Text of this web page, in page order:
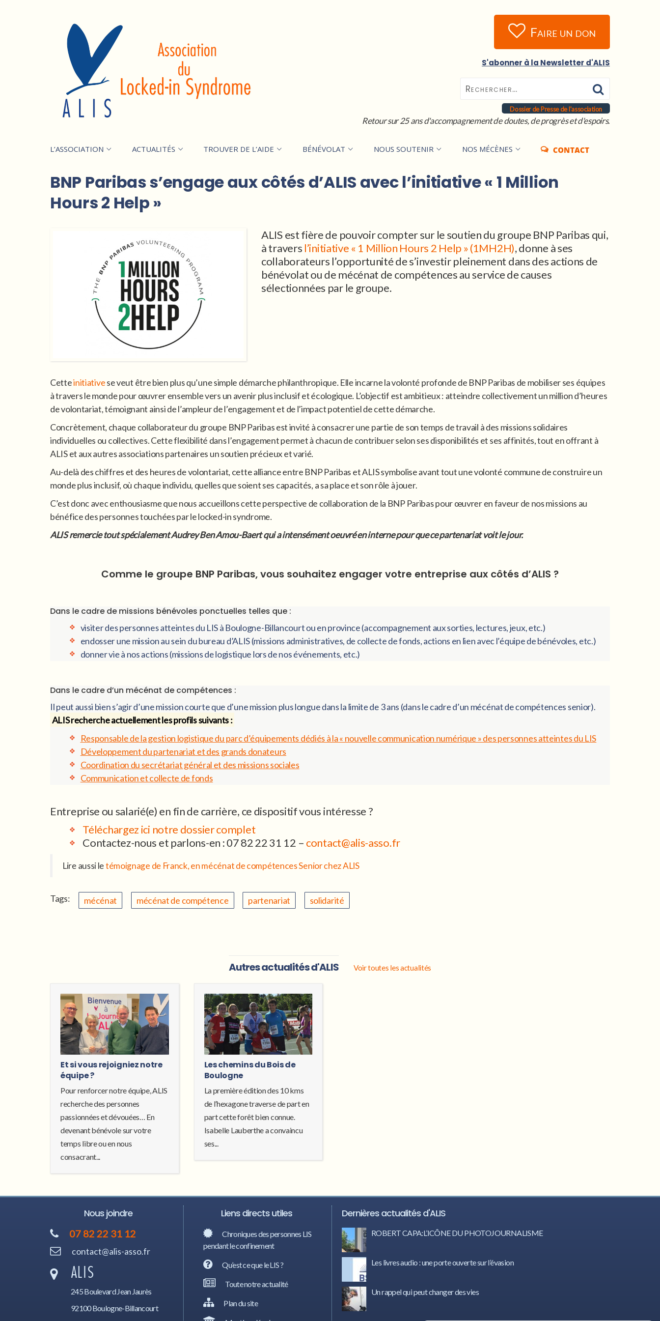
Faire un don
S'abonner à la Newsletter d'ALIS
Dossier de Presse de l'association
Retour sur 25 ans d'accompagnement de doutes, de progrès et d'espoirs.
L’ASSOCIATION ACTUALITÉS TROUVER DE L’AIDE BÉNÉVOLAT NOUS SOUTENIR NOS MÉCÈNES CONTACT
BNP Paribas s’engage aux côtés d’ALIS avec l’initiative « 1 Million
Hours 2 Help »
ALIS est fière de pouvoir compter sur le soutien du groupe BNP Paribas qui,
à travers l’initiative « 1 Million Hours 2 Help » (1MH2H), donne à ses
collaborateurs l’opportunité de s’investir pleinement dans des actions de
bénévolat ou de mécénat de compétences au service de causes
sélectionnées par le groupe.
Cetteinitiativese veut être bien plus qu’une simple démarche philanthropique. Elle incarne la volonté profonde de BNP Paribas de mobiliser ses équipes
à travers le monde pour œuvrer ensemble vers un avenir plus inclusif et écologique. L’objectif est ambitieux : atteindre collectivement un million d’heures
de volontariat, témoignant ainsi de l’ampleur de l’engagement et de l’impact potentiel de cette démarche.
Concrètement, chaque collaborateur du groupe BNP Paribas est invité à consacrer une partie de son temps de travail à des missions solidaires
individuelles ou collectives. Cette flexibilité dans l’engagement permet à chacun de contribuer selon ses disponibilités et ses affinités, tout en offrant à
ALIS et aux autres associations partenaires un soutien précieux et varié.
Au-delà des chiffres et des heures de volontariat, cette alliance entre BNP Paribas et ALIS symbolise avant tout une volonté commune de construire un
monde plus inclusif, où chaque individu, quelles que soient ses capacités, a sa place et son rôle à jouer.
C’est donc avec enthousiasme que nous accueillons cette perspective de collaboration de la BNP Paribas pour œuvrer en faveur de nos missions au
bénéfice des personnes touchées par le locked-in syndrome.
ALIS remercie tout spécialement Audrey Ben Amou-Baert qui a intensément oeuvré en interne pour que ce partenariat voit le jour.
Comme le groupe BNP Paribas, vous souhaitez engager votre entreprise aux côtés d’ALIS ?
Dans le cadre de missions bénévoles ponctuelles telles que :
visiter des personnes atteintes du LIS à Boulogne-Billancourt ou en province (accompagnement aux sorties, lectures, jeux, etc.)
endosser une mission au sein du bureau d’ALIS (missions administratives, de collecte de fonds, actions en lien avec l’équipe de bénévoles, etc.)
donner vie à nos actions (missions de logistique lors de nos événements, etc.)
Dans le cadre d’un mécénat de compétences :
Il peut aussi bien s’agir d’une mission courte que d’une mission plus longue dans la limite de 3 ans (dans le cadre d’un mécénat de compétences senior).
ALIS recherche actuellement les profils suivants :
Responsable de la gestion logistique du parc d’équipements dédiés à la « nouvelle communication numérique » des personnes atteintes du LIS
Développement du partenariat et des grands donateurs
Coordination du secrétariat général et des missions sociales
Communication et collecte de fonds
Entreprise ou salarié(e) en fin de carrière, ce dispositif vous intéresse ?
Téléchargez ici notre dossier complet
Contactez-nous et parlons-en : 07 82 22 31 12 – contact@alis-asso.fr
Lire aussi letémoignage de Franck, en mécénat de compétences Senior chez ALIS
Tags: mécénat mécénat de compétence partenariat solidarité
Autres actualités d'ALIS Voir toutes les actualités
Et si vous rejoigniez notre
équipe ?
Pour renforcer notre équipe, ALIS
recherche des personnes
passionnées et dévouées… En
devenant bénévole sur votre
temps libre ou en nous
consacrant...
Les chemins du Bois de
Boulogne
La première édition des 10 kms
de l’hexagone traverse de part en
part cette forêt bien connue.
Isabelle Lauberthe a convaincu
ses...
Nous joindre
07 82 22 31 12
contact@alis-asso.fr
ALIS
245 Boulevard Jean Jaurès
92100 Boulogne-Billancourt
Liens directs utiles
Chroniques des personnes LIS
pendant le confinement
Qu’est ce que le LIS ?
Toute notre actualité
Plan du site
Dernières actualités d'ALIS
ROBERT CAPA:L’ICÔNE DU PHOTOJOURNALISME
Les livres audio : une porte ouverte sur l’évasion
Un rappel qui peut changer des vies